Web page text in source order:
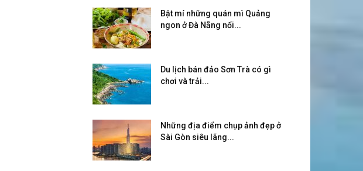
Bật mí những quán mì Quảng
ngon ở Đà Nẵng nổi...
Du lịch bán đảo Sơn Trà có gì
chơi và trải...
Những địa điểm chụp ảnh đẹp ở
Sài Gòn siêu lãng...